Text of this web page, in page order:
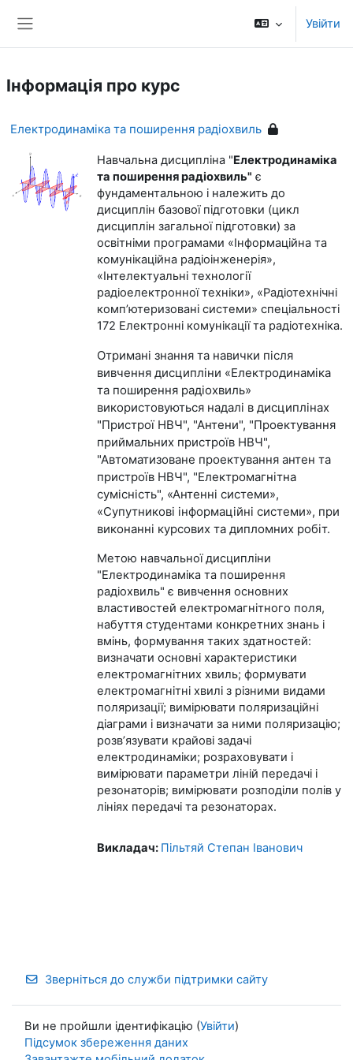
Увійти
Інформація про курс
Електродинаміка та поширення радіохвиль
Навчальна дисципліна "Електродинаміка
та поширення радіохвиль" є
фундаментальною і належить до
дисциплін базової підготовки (цикл
дисциплін загальної підготовки) за
освітніми програмами «Інформаційна та
комунікаційна радіоінженерія»,
«Інтелектуальні технології
радіоелектронної техніки», «Радіотехнічні
комп’ютеризовані системи» спеціальності
172 Електронні комунікації та радіотехніка.
Отримані знання та навички після
вивчення дисципліни «Електродинаміка
та поширення радіохвиль»
використовуються надалі в дисциплінах
"Пристрої НВЧ", "Антени", "Проектування
приймальних пристроїв НВЧ",
"Автоматизоване проектування антен та
пристроїв НВЧ", "Електромагнітна
сумісність", «Антенні системи»,
«Супутникові інформаційні системи», при
виконанні курсових та дипломних робіт.
Метою навчальної дисципліни
"Електродинаміка та поширення
радіохвиль" є вивчення основних
властивостей електромагнітного поля,
набуття студентами конкретних знань і
вмінь, формування таких здатностей:
визначати основні характеристики
електромагнітних хвиль; формувати
електромагнітні хвилі з різними видами
поляризації; вимірювати поляризаційні
діаграми і визначати за ними поляризацію;
розв’язувати крайові задачі
електродинаміки; розраховувати і
вимірювати параметри ліній передачі і
резонаторів; вимірювати розподіли полів у
лініях передачі та резонаторах.
Викладач: Пільтяй Степан Іванович
Зверніться до служби підтримки сайту
Ви не пройшли ідентифікацію (Увійти)
Підсумок збереження даних